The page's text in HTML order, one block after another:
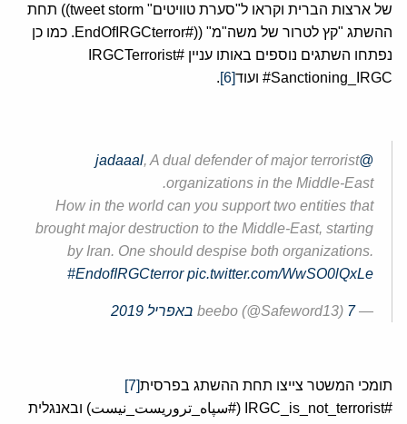
של ארצות הברית וקראו ל"סערת טוויטים" tweet storm)) תחת
ההשתג "קץ לטרור של משה"מ" ((#EndOfIRGCterror. כמו כן
נפתחו השתגים נוספים באותו עניין IRGCTerrorist#
#Sanctioning_IRGC ועוד
.
@jadaaal
, A dual defender of major terrorist
organizations in the Middle-East.
How in the world can you support two entities that
brought major destruction to the Middle-East, starting
by Iran. One should despise both organizations.
#EndofIRGCterror pic.twitter.com/WwSO0lQxLe
— beebo (@Safeword13) 7 באפריל 2019
תומכי המשטר צייצו תחת ההשתג בפרסית
#IRGC_is_not_terrorist (#سپاه_تروریست_نیست) ובאנגלית